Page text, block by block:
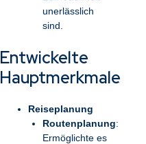
unerlässlich
sind.
Entwickelte
Hauptmerkmale
Reiseplanung
Routenplanung:
Ermöglichte es